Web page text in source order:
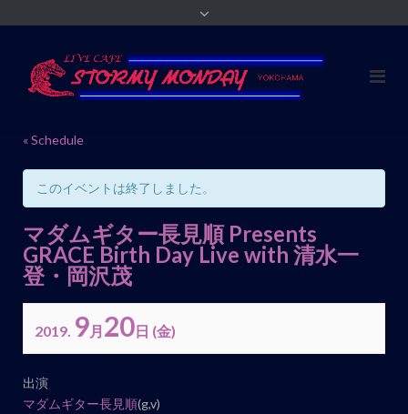
« Schedule
このイベントは終了しました。
マダムギター長見順 Presents
GRACE Birth Day Live with 清水一
登・岡沢茂
2019. 9月 20日 (金)
イ
ベ
出演
マダムギター長見順(g,v)